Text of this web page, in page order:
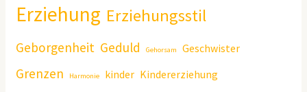
Erziehung Erziehungsstil
Geborgenheit Geduld Gehorsam Geschwister
Grenzen Harmonie kinder Kindererziehung